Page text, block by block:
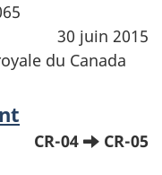
30 juin 2015
du Canada
CR-04
CR-05